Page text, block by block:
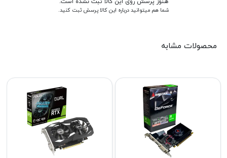
شما هم میتوانید درباره این کالا پرسش ثبت کنید.
محصولات مشابه